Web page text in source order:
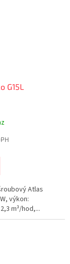
G15L
Atlas
výkon:
m³/hod,...